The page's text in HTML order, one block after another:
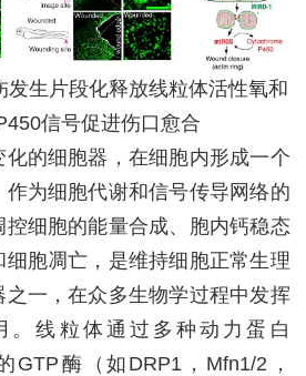
发生片段化释放线粒体活性氧和
信号促进伤口愈合
的细胞器，在细胞内形成一个
为细胞代谢和信号传导网络的
控细胞的能量合成、胞内钙稳态
胞凋亡，是维持细胞正常生理
一，在众多生物学过程中发挥
。线粒体通过多种动力蛋白
GTP 酶（如 DRP1 ， Mfn1/2 ，